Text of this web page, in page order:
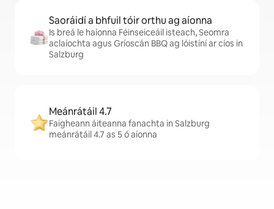
Saoráidí a bhfuil tóir orthu ag aíonna
Is breá le haíonna Féinseiceáil isteach, Seomra
aclaíochta agus Gríoscán BBQ ag lóistíní ar cíos in
Salzburg
Meánrátáil 4.7
Faigheann áiteanna fanachta in Salzburg
meánrátáil 4.7 as 5 ó aíonna